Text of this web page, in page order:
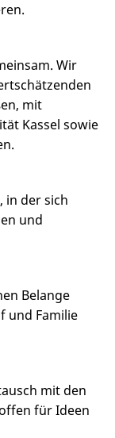
Wir
mit
Kassel sowie
in der sich
und
Belange
und Familie
mit den
für Ideen